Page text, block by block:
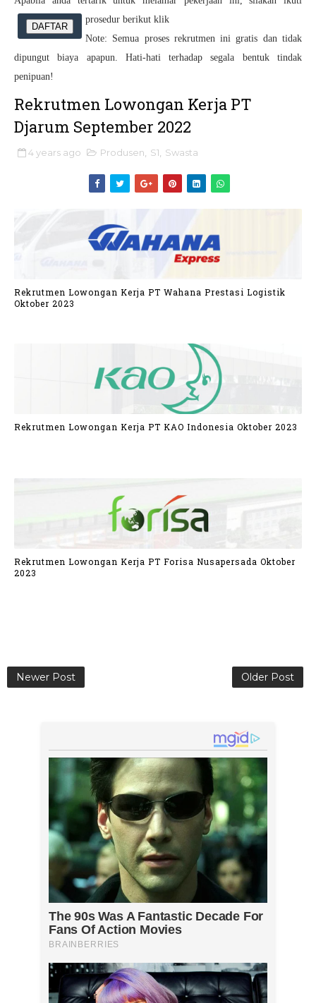
prosedur berikut klik
DAFTAR
Note: Semua proses rekrutmen ini gratis dan tidak
dipungut biaya apapun. Hati-hati terhadap segala bentuk tindak
penipuan!
Rekrutmen Lowongan Kerja PT
Djarum September 2022
4 years ago Produsen S1 Swasta
Rekrutmen Lowongan Kerja PT Wahana Prestasi Logistik
Oktober 2023
Rekrutmen Lowongan Kerja PT KAO Indonesia Oktober 2023
Rekrutmen Lowongan Kerja PT Forisa Nusapersada Oktober
2023
Newer Post Older Post